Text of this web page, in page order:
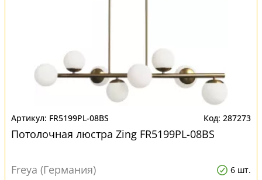
FR5199PL-08BS 287273
Потолочная люстра Zing FR5199PL-08BS
Freya (Германия) 6 шт.